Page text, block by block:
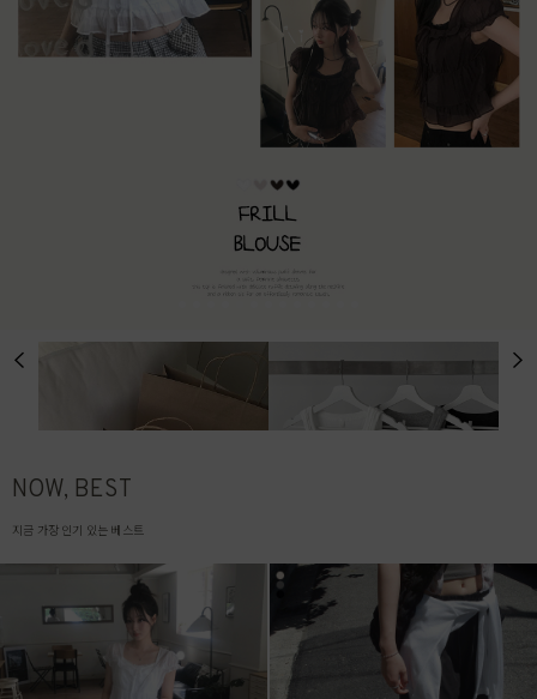
# TODAY DELIVERY
남들보다 빠른 오늘출발! 오직 그레이레이즈에서만
NOW, BEST
지금 가장 인기 있는 베스트